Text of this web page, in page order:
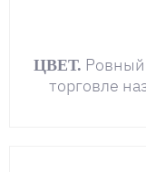
ЦВЕТ. Ровный
торговле